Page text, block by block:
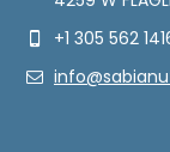
+1 305 562